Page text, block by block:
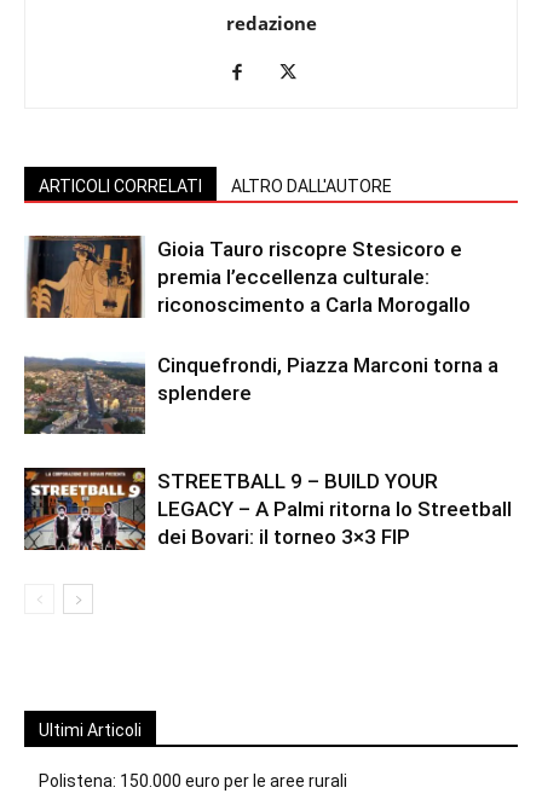
redazione
ARTICOLI CORRELATI ALTRO DALL'AUTORE
Gioia Tauro riscopre Stesicoro e
premia l’eccellenza culturale:
riconoscimento a Carla Morogallo
Cinquefrondi, Piazza Marconi torna a
splendere
STREETBALL 9 – BUILD YOUR
LEGACY – A Palmi ritorna lo Streetball
dei Bovari: il torneo 3×3 FIP
Ultimi Articoli
Polistena: 150.000 euro per le aree rurali